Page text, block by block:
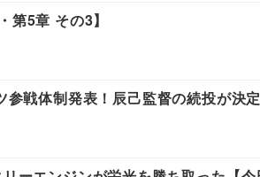
5章 その3】
参戦体制発表！辰己監督の続投が決定